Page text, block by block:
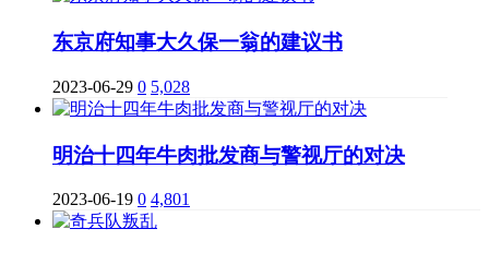
东京府知事大久保一翁的建议书
2023-06-29 0 5,028
明治十四年牛肉批发商与警视厅的对决
2023-06-19 0 4,801